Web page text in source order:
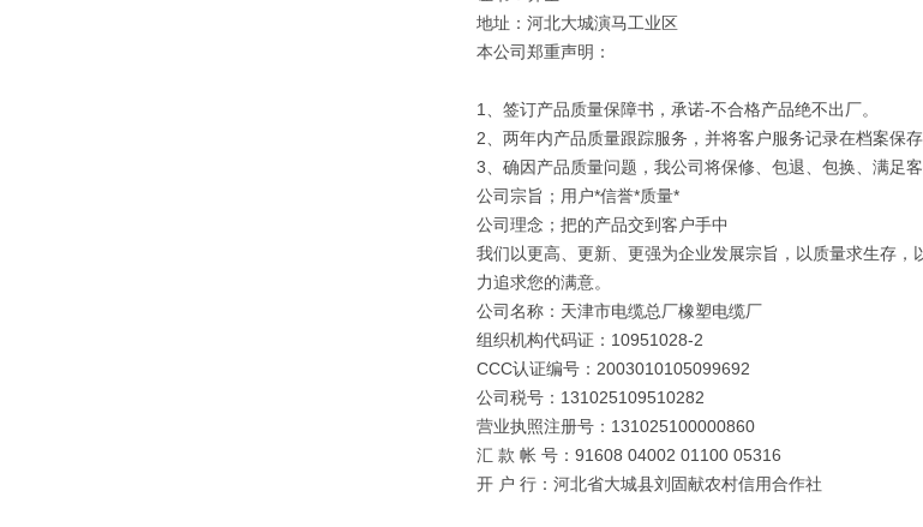
地址：河北大城演马工业区
本公司郑重声明：
1、签订产品质量保障书，承诺-不合格产品绝不出厂。
2、两年内产品质量跟踪服务，并将客户服务记录在档案保存
3、确因产品质量问题，我公司将保修、包退、包换、满足客
公司宗旨；用户*信誉*质量*
公司理念；把的产品交到客户手中
我们以更高、更新、更强为企业发展宗旨，以质量求生存
力追求您的满意。
公司名称：天津市电缆总厂橡塑电缆厂
组织机构代码证：10951028-2
CCC认证编号：2003010105099692
公司税号：131025109510282
营业执照注册号：131025100000860
汇 款 帐 号：91608 04002 01100 05316
开 户 行：河北省大城县刘固献农村信用合作社